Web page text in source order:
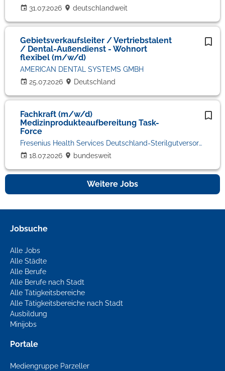
31.07.2026
deutschlandweit
Gebietsverkaufsleiter / Vertriebstalent
/ Dental-Außendienst - Wohnort
flexibel (m/w/d)
25.07.2026
AMERICAN DENTAL SYSTEMS GMBH
Deutschland
Fachkraft (m/w/d)
Medizinprodukteaufbereitung Task-
Force
18.07.2026
Fresenius Health Services Deutschland-Sterilgutversorgung GmbH
bundesweit
Weitere Jobs
Jobsuche
Alle Jobs
Alle Städte
Alle Berufe
Alle Berufe nach Stadt
Alle Tätigkeitsbereiche
Alle Tätigkeitsbereiche nach Stadt
Ausbildung
Minijobs
Portale
Mediengruppe Parzeller